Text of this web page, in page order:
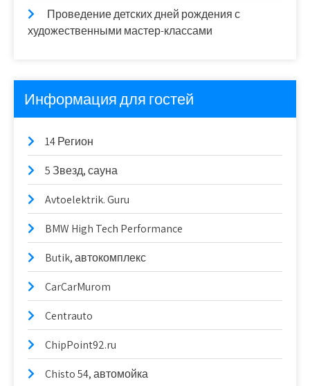
Проведение детских дней рождения с
художественными мастер-классами
Информация для гостей
14 Регион
5 Звезд, сауна
Avtoelektrik. Guru
BMW High Tech Performance
Butik, автокомплекс
CarCarMurom
Centrauto
ChipPoint92.ru
Chisto 54, автомойка